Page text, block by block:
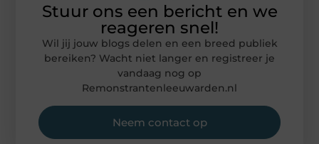
Stuur ons een bericht en we
reageren snel!
Wil jij jouw blogs delen en een breed publiek
bereiken? Wacht niet langer en registreer je
vandaag nog op
Remonstrantenleeuwarden.nl
Neem contact op